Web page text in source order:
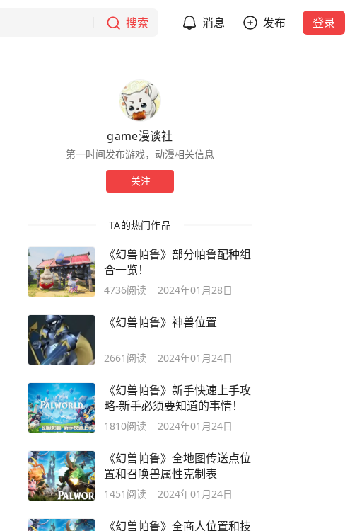
搜索 消息 发布 登录
game漫谈社
第一时间发布游戏，动漫相关信息
关注
TA的热门作品
《幻兽帕鲁》部分帕鲁配种组
合一览！
4736阅读 2024年01月28日
《幻兽帕鲁》神兽位置
2661 阅读 2024年01月24日
《幻兽帕鲁》新手快速上手攻
略-新手必须要知道的事情！
1810阅读 2024年01月24日
《幻兽帕鲁》全地图传送点位
置和召唤兽属性克制表
1451 阅读 2024年01月24日
《幻兽帕鲁》全商人位置和技